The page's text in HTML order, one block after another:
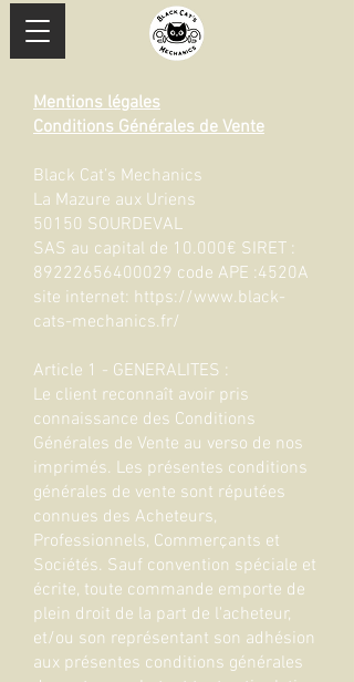
Mentions légales
Conditions Générales de Vente
Black Cat’s Mechanics
La Mazure aux Uriens
50150 SOURDEVAL
SAS au capital de 10.000€ SIRET :
89222656400029 code APE :4520A
site internet: https://www.black-
cats-mechanics.fr/
Article 1 - GENERALITES :
Le client reconnaît avoir pris
connaissance des Conditions
Générales de Vente au verso de nos
imprimés. Les présentes conditions
générales de vente sont réputées
connues des Acheteurs,
Professionnels, Commerçants et
Sociétés. Sauf convention spéciale et
écrite, toute commande emporte de
plein droit de la part de l'acheteur,
et/ou son représentant son adhésion
aux présentes conditions générales